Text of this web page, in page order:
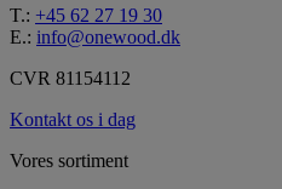
T.: +45 62 27 19 30
E.: info@onewood.dk
CVR 81154112
Kontakt os i dag
Vores sortiment